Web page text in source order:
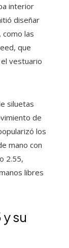
interior
diseñar
las
que
vestuario
siluetas
de
los
mano con
2.55,
libres
su